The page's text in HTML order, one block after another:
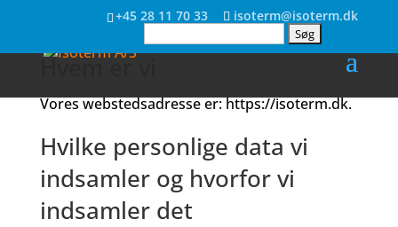
+45 28 11 70 33 isoterm@isoterm.dk
Søg
efter:
Hvem er vi
Vores webstedsadresse er: https://isoterm.dk.
Hvilke personlige data vi
indsamler og hvorfor vi
indsamler det